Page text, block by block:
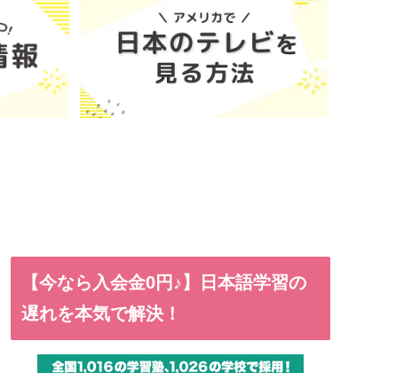
【今なら入会金0円♪】日本語学習の
遅れを本気で解決！